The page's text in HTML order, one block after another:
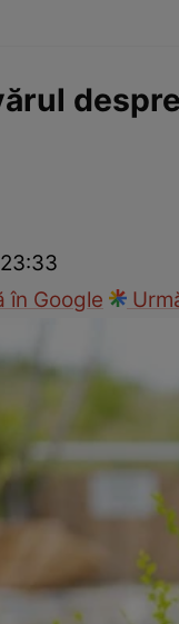
în Google